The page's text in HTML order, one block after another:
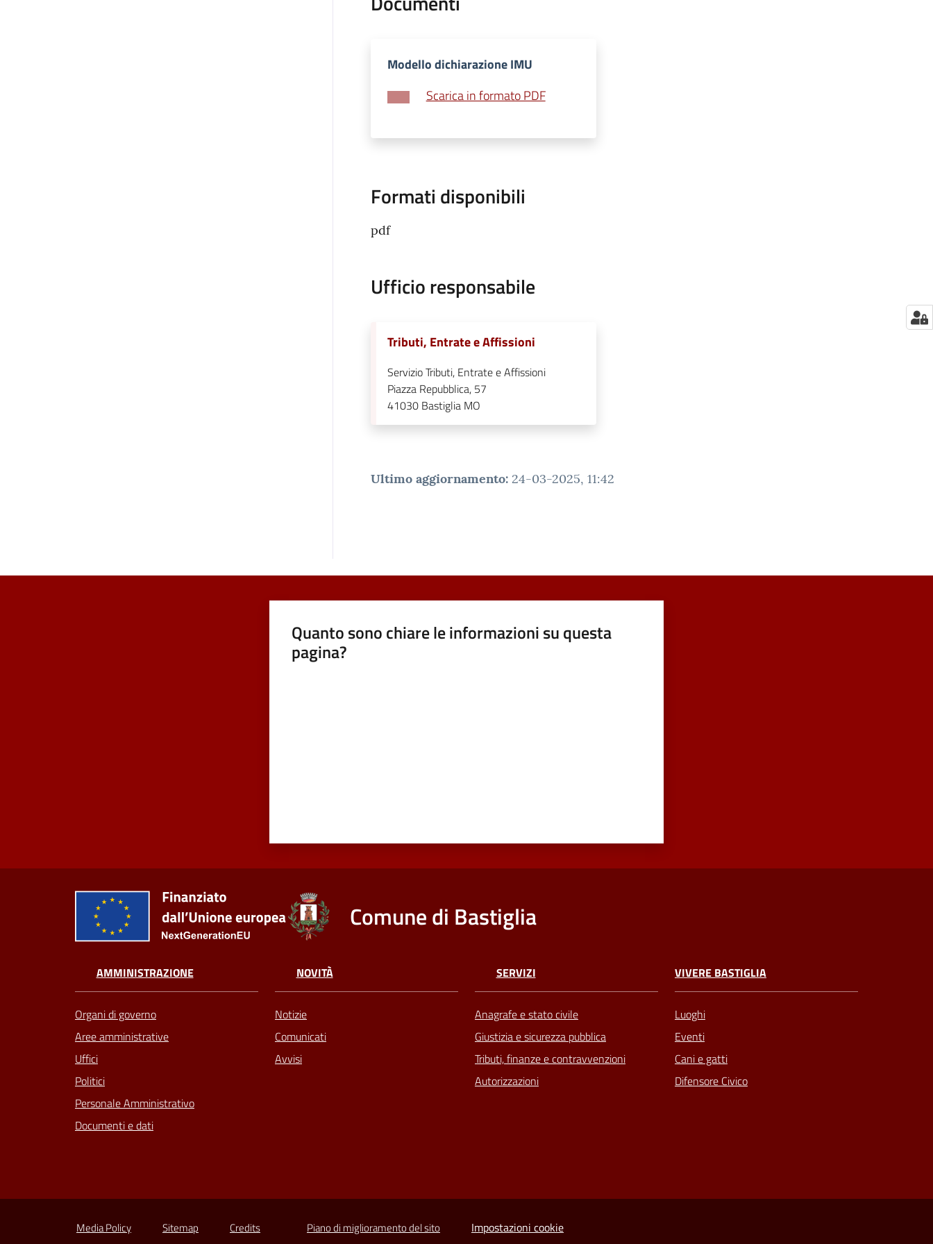
Modello dichiarazione IMU
Scarica in formato PDF
Formati disponibili
pdf
Ufficio responsabile
Tributi, Entrate e Affissioni
Servizio Tributi, Entrate e Affissioni
Piazza Repubblica, 57
41030 Bastiglia MO
Ultimo aggiornamento: 24-03-2025, 11:42
Quanto sono chiare le informazioni su questa
pagina?
Comune di Bastiglia
AMMINISTRAZIONE
Organi di governo
Aree amministrative
Uffici
Politici
Personale Amministrativo
Documenti e dati
NOVITÀ
Notizie
Comunicati
Avvisi
SERVIZI
Anagrafe e stato civile
Giustizia e sicurezza pubblica
Tributi, finanze e contravvenzioni
Autorizzazioni
VIVERE BASTIGLIA
Luoghi
Eventi
Cani e gatti
Difensore Civico
Media Policy Sitemap Credits Piano di miglioramento del sito Impostazioni cookie